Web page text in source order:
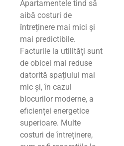
Apartamentele tind să
aibă costuri de
întreținere mai mici și
mai predictibile.
Facturile la utilități sunt
de obicei mai reduse
datorită spațiului mai
mic și, în cazul
blocurilor moderne, a
eficienței energetice
superioare. Multe
costuri de întreținere,